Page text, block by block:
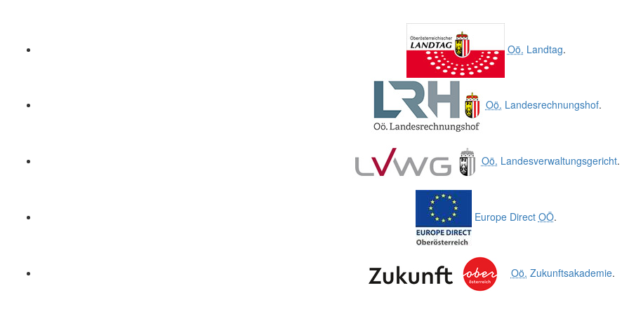
Oö. Landtag.
Oö. Landesrechnungshof.
Oö. Landesverwaltungsgericht.
Europe Direct OÖ.
Oö. Zukunftsakademie.